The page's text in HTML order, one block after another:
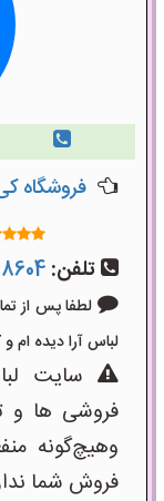
فروشگاه
تلفن:
لطفا پس از
لباس آرا دیده ام و کد
سایت
فروشی ها و
وهیچ‌گونه
فروش شما